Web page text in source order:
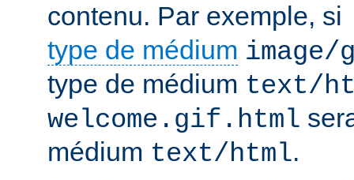
contenu. Par exemple, si
type de médium
type de médium text/
welcome.gif.html
médium text/html.